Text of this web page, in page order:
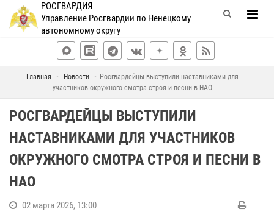
РОСГВАРДИЯ
Управление Росгвардии по Ненецкому
автономному округу
Главная Новости
Росгвардейцы выступили наставниками для
участников окружного смотра строя и песни в НАО
РОСГВАРДЕЙЦЫ ВЫСТУПИЛИ
НАСТАВНИКАМИ ДЛЯ УЧАСТНИКОВ
ОКРУЖНОГО СМОТРА СТРОЯ И ПЕСНИ В
НАО
02 марта 2026, 13:00